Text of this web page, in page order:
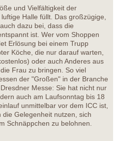
und Vielfältigkeit der
Halle füllt. Das großzügige,
dazu bei, dass die
ist. Wer vom Shoppen
Erlösung bei einem Trupp
Köche, die nur darauf warten,
oder auch Anderes aus
Frau zu bringen. So viel
der "Großen" in der Branche
Messe: Sie hat nicht nur
auch am Laufsonntag bis 18
unmittelbar vor dem ICC ist,
Gelegenheit nutzen, sich
Schnäppchen zu belohnen.